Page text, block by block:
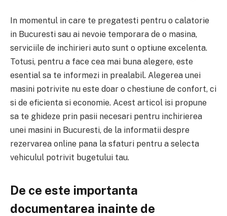
In momentul in care te pregatesti pentru o calatorie
in Bucuresti sau ai nevoie temporara de o masina,
serviciile de inchirieri auto sunt o optiune excelenta.
Totusi, pentru a face cea mai buna alegere, este
esential sa te informezi in prealabil. Alegerea unei
masini potrivite nu este doar o chestiune de confort, ci
si de eficienta si economie. Acest articol isi propune
sa te ghideze prin pasii necesari pentru inchirierea
unei masini in Bucuresti, de la informatii despre
rezervarea online pana la sfaturi pentru a selecta
vehiculul potrivit bugetului tau.
De ce este importanta
documentarea inainte de